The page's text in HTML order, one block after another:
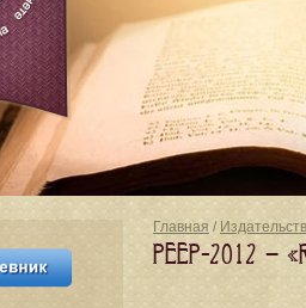
Главная /
PEEP-2012 —